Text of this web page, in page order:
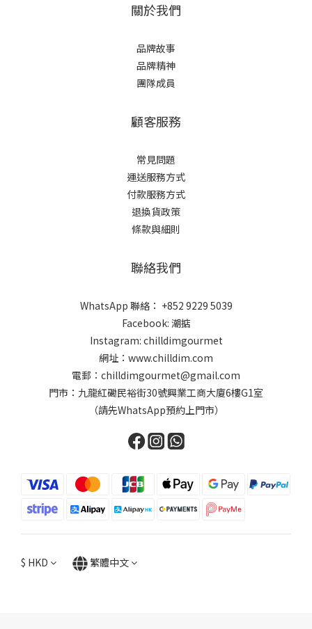
關於我們
品牌故事
品牌精神
團隊成員
顧客服務
常見問題
運送服務方式
付款服務方式
退換貨政策
條款與細則
聯絡我們
WhatsApp 聯絡： +852 9229 5039
Facebook: 潮掂
Instagram: chilldimgourmet
網址：www.chilldim.com
電郵：chilldimgourmet@gmail.com
門市：九龍紅磡民裕街30號興業工商大廈6樓G1室
（請先WhatsApp預約上門市）
$ HKD 繁體中文